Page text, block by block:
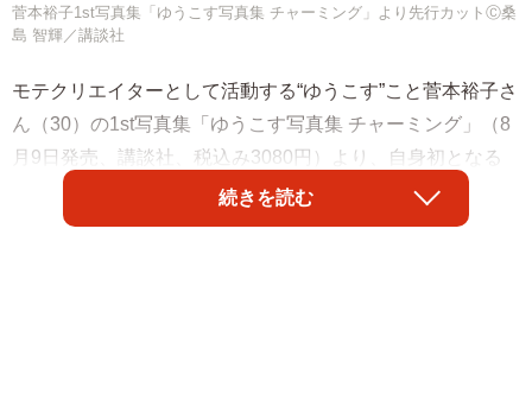
菅本裕子1st写真集「ゆうこす写真集 チャーミング」より先行カットⒸ桑
島 智輝／講談社
モテクリエイターとして活動する“ゆうこす”こと菅本裕子さ
ん（30）の1st写真集「ゆうこす写真集 チャーミング」（8
月9日発売、講談社、税込み3080円）より、自身初となる
ランジェリーショットが先行公開されました。
続きを読む